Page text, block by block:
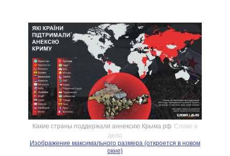
Какие страны поддержали аннексию Крыма рф Слово и
дело
Изображение максимального размера (откроется в новом
окне)